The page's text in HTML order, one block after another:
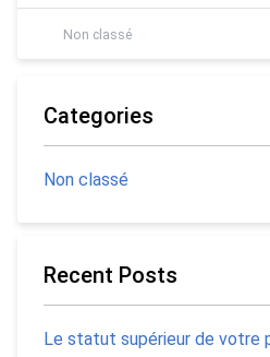
Non classé
Categories
Non classé
Recent Posts
Le statut supérieur de votre